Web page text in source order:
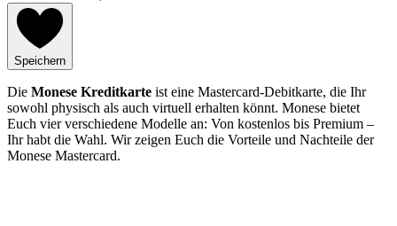
Speichern
Die Monese Kreditkarte ist eine Mastercard-Debitkarte, die Ihr
sowohl physisch als auch virtuell erhalten könnt. Monese bietet
Euch vier verschiedene Modelle an: Von kostenlos bis Premium –
Ihr habt die Wahl. Wir zeigen Euch die Vorteile und Nachteile der
Monese Mastercard.